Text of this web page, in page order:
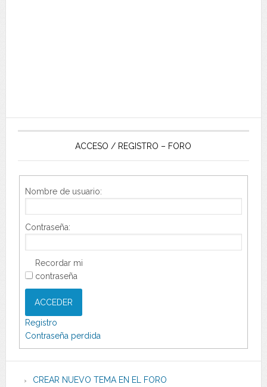
ACCESO / REGISTRO – FORO
Nombre de usuario:
Contraseña:
Recordar mi
contraseña
ACCEDER
Registro
Contraseña perdida
CREAR NUEVO TEMA EN EL FORO